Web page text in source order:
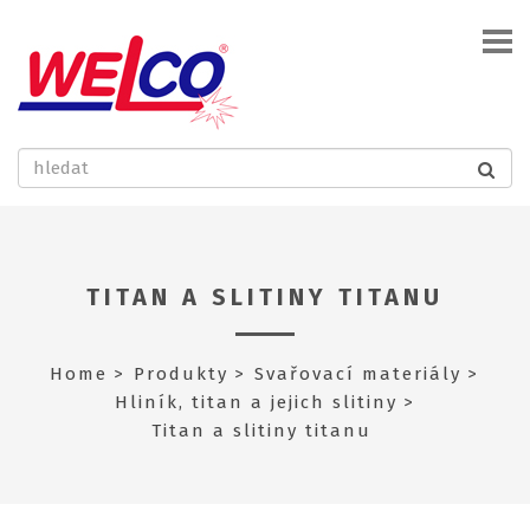
TITAN A SLITINY TITANU
Home Produkty
Svařovací materiály
Hliník, titan a jejich slitiny
Titan a slitiny titanu